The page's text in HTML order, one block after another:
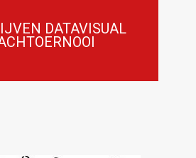
DATAVISUAL